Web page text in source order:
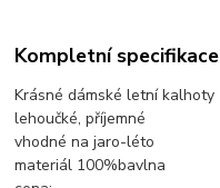
Kompletní specifikace
Krásné dámské letní kalhoty
lehoučké, příjemné
vhodné na jaro-léto
materiál 100%bavlna